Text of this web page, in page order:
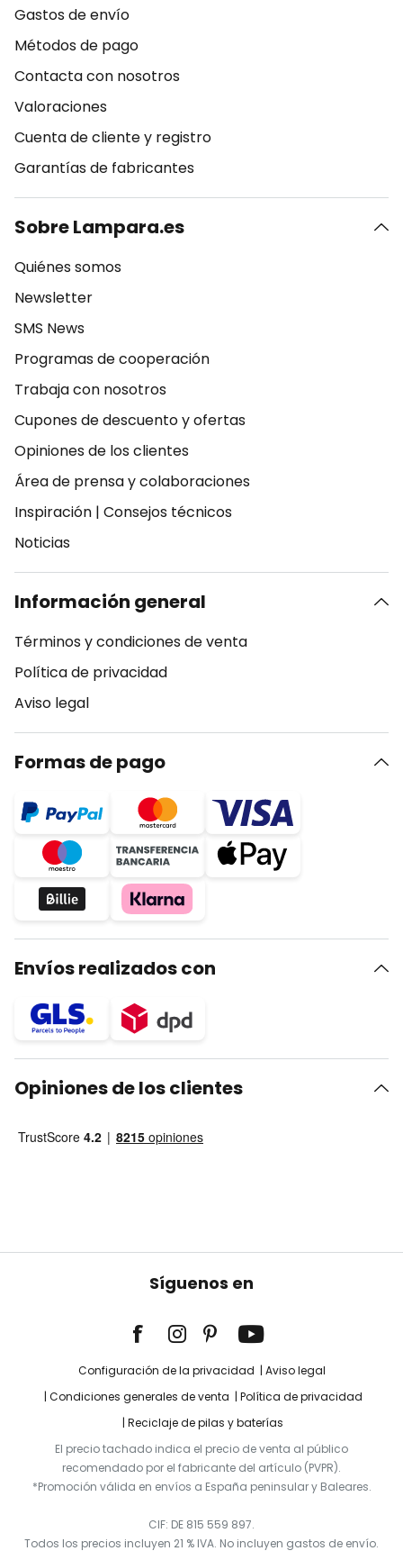
Gastos de envío
Métodos de pago
Contacta con nosotros
Valoraciones
Cuenta de cliente y registro
Garantías de fabricantes
Sobre Lampara.es
Quiénes somos
Newsletter
SMS News
Programas de cooperación
Trabaja con nosotros
Cupones de descuento y ofertas
Opiniones de los clientes
Área de prensa y colaboraciones
Inspiración | Consejos técnicos
Noticias
Información general
Términos y condiciones de venta
Política de privacidad
Aviso legal
Formas de pago
Envíos realizados con
Opiniones de los clientes
Síguenos en
Configuración de la privacidad
Aviso legal
Condiciones generales de venta
Política de privacidad
Reciclaje de pilas y baterías
El precio tachado indica el precio de venta al público
recomendado por el fabricante del artículo (PVPR).
*Promoción válida en envíos a España peninsular y Baleares.
CIF: DE 815 559 897.
Todos los precios incluyen 21 % IVA. No incluyen gastos de envío.